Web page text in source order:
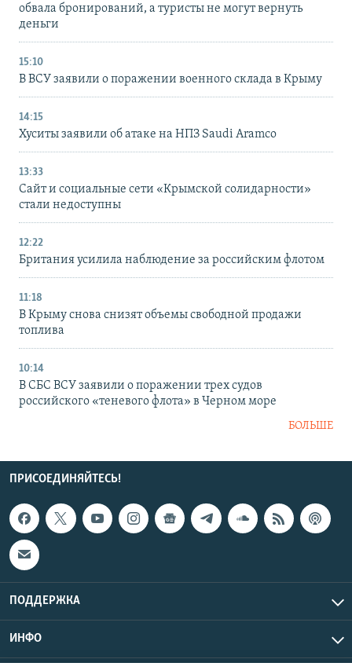
обвала бронирований, а туристы не могут вернуть
деньги
15:10
В ВСУ заявили о поражении военного склада в Крыму
14:15
Хуситы заявили об атаке на НПЗ Saudi Aramco
13:33
Сайт и социальные сети «Крымской солидарности»
стали недоступны
12:22
Британия усилила наблюдение за российским флотом
11:18
В Крыму снова снизят объемы свободной продажи
топлива
10:14
В СБС ВСУ заявили о поражении трех судов
российского «теневого флота» в Черном море
БОЛЬШЕ
ПРИСОЕДИНЯЙТЕСЬ!
ПОДДЕРЖКА
ИНФО